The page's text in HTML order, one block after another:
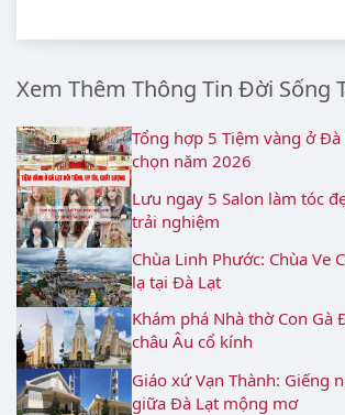
Xem Thêm Thông Tin Đời Sống
Tổng hợp 5 Tiệm vàng ở
chọn năm 2026
Lưu ngay 5 Salon làm tóc
trải nghiệm
Chùa Linh Phước: Chùa Ve
lạ tại Đà Lạt
Khám phá Nhà thờ Con Gà
châu Âu cổ kính
Giáo xứ Vạn Thành: Giếng
giữa Đà Lạt mộng mơ